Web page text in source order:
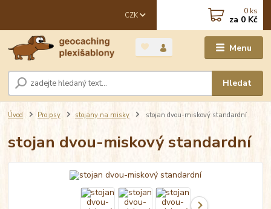
Menu
CZK
Hledat
0 ks
za 0 Kč
Úvod Pro psy stojany na misky stojan dvou-miskový standardní
stojan dvou-miskový standardní